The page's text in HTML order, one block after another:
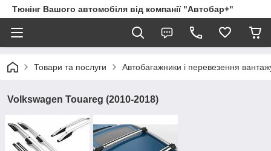
Тюнінг Вашого автомобіля від компанії "Автобар+"
Товари та послуги Автобагажники і перевезення
Volkswagen Touareg (2010-2018)